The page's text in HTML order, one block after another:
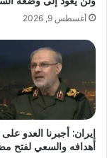
أغسطس 9, 2026
إيران: أجبرنا العدو
أهدافه والسعي لفتح